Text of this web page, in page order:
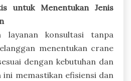
untuk Menentukan Jenis
layanan konsultasi tanpa
menentukan crane
dengan kebutuhan dan
ini memastikan efisiensi dan